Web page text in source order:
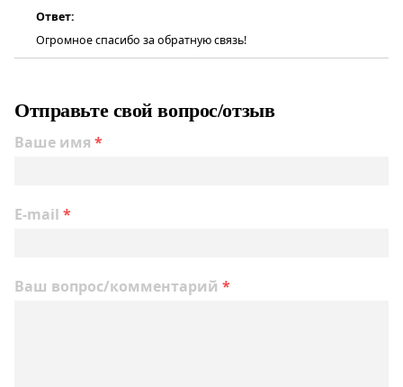
Ответ:
Огромное спасибо за обратную связь!
Отправьте свой вопрос/отзыв
Ваше имя *
E-mail *
Ваш вопрос/комментарий *